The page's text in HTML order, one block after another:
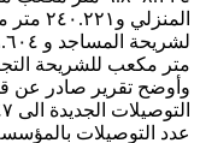
متر مكعب للشريحة
وأوضح تقرير صادر عن